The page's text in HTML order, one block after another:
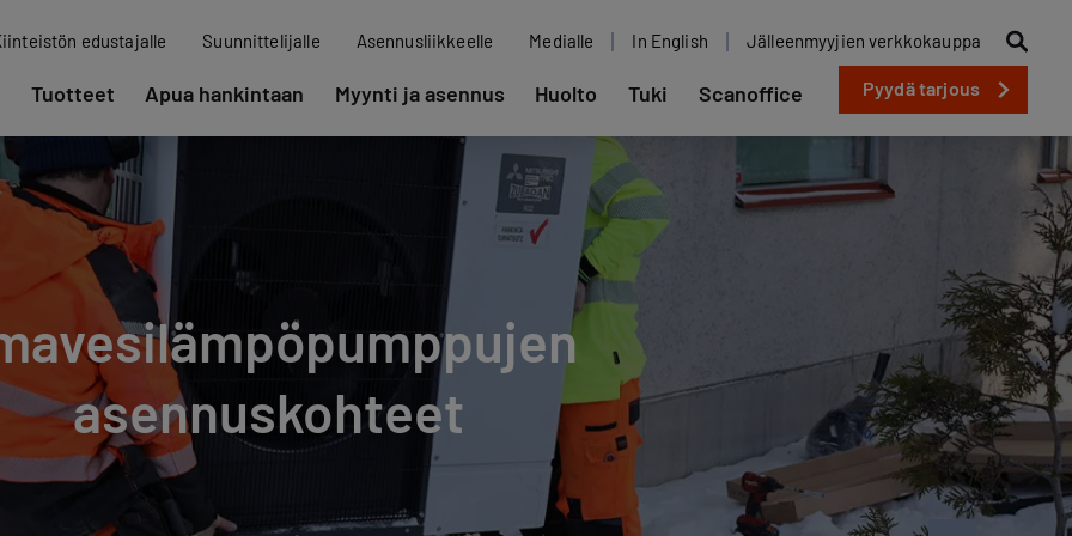
edustajalle Suunnittelijalle Asennusliikkeelle Medialle In English Jälleenmyyjien verkkokauppa
Tuotteet Apua hankintaan Myynti ja asennus Huolto Tuki Scanoffice Pyydä tarjous
asennuskohteet